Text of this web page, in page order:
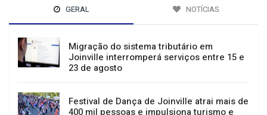
GERAL NOTÍCIAS
Migração do sistema tributário em
Joinville interromperá serviços entre 15 e